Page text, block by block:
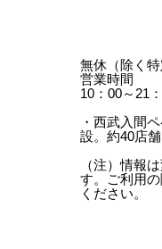
無休（除く特
営業時間
10：00～21
・西武入間
設。約40店舗
（注）情報
す。ご利用
ください。